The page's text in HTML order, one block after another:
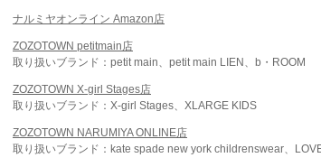
ナルミヤオンライン Amazon店
ZOZOTOWN petitmain店
取り扱いブランド：petit main、petit main LIEN、b・ROOM
ZOZOTOWN X-girl Stages店
取り扱いブランド：X-girl Stages、XLARGE KIDS
ZOZOTOWN NARUMIYA ONLINE店
取り扱いブランド：kate spade new york childrenswear、